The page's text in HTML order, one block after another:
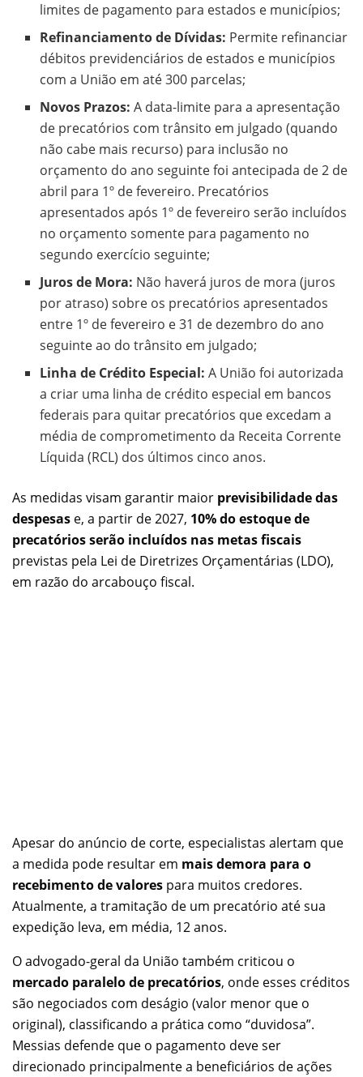
limites de pagamento para estados e municípios;
Refinanciamento de Dívidas: Permite refinanciar
débitos previdenciários de estados e municípios
com a União em até 300 parcelas;
Novos Prazos: A data-limite para a apresentação
de precatórios com trânsito em julgado (quando
não cabe mais recurso) para inclusão no
orçamento do ano seguinte foi antecipada de 2 de
abril para 1º de fevereiro. Precatórios
apresentados após 1º de fevereiro serão incluídos
no orçamento somente para pagamento no
segundo exercício seguinte;
Juros de Mora: Não haverá juros de mora (juros
por atraso) sobre os precatórios apresentados
entre 1º de fevereiro e 31 de dezembro do ano
seguinte ao do trânsito em julgado;
Linha de Crédito Especial: A União foi autorizada
a criar uma linha de crédito especial em bancos
federais para quitar precatórios que excedam a
média de comprometimento da Receita Corrente
Líquida (RCL) dos últimos cinco anos.
As medidas visam garantir maior previsibilidade das
despesas e, a partir de 2027, 10% do estoque de
precatórios serão incluídos nas metas fiscais
previstas pela Lei de Diretrizes Orçamentárias (LDO),
em razão do arcabouço fiscal.
Apesar do anúncio de corte, especialistas alertam que
a medida pode resultar em mais demora para o
recebimento de valores para muitos credores.
Atualmente, a tramitação de um precatório até sua
expedição leva, em média, 12 anos.
O advogado-geral da União também criticou o
mercado paralelo de precatórios, onde esses créditos
são negociados com deságio (valor menor que o
original), classificando a prática como “duvidosa”.
Messias defende que o pagamento deve ser
direcionado principalmente a beneficiários de ações